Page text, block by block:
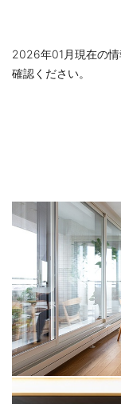
2026年01月現在の
確認ください。